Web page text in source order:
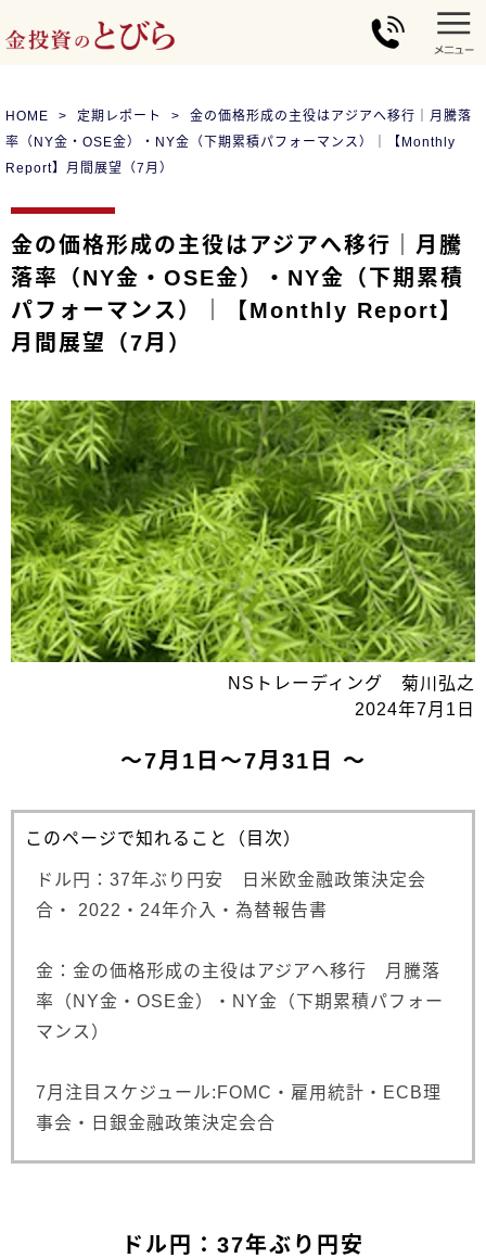
HOME 定期レポート
金の価格形成の主役はアジアへ移行｜月騰落
率（NY金・OSE金）・NY金（下期累積パフォーマンス）｜【Monthly
Report】月間展望（7月）
金の価格形成の主役はアジアへ移行｜月騰
落率（NY金・OSE金）・NY金（下期累積
パフォーマンス）｜【Monthly Report】
月間展望（7月）
NSトレーディング 菊川弘之
2024年7月1日
～7月1日～7月31日 ～
このページで知れること（目次）
ドル円：37年ぶり円安 日米欧金融政策決定会
合・ 2022・24年介入・為替報告書
金：金の価格形成の主役はアジアへ移行 月騰落
率（NY金・OSE金）・NY金（下期累積パフォー
マンス）
7月注目スケジュール:FOMC・雇用統計・ECB理
事会・日銀金融政策決定会合
ドル円：37年ぶり円安